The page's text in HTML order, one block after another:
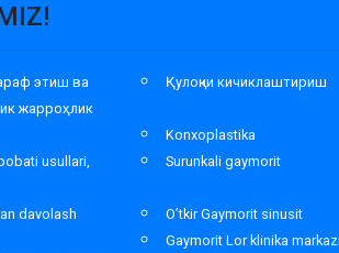
этиш ва
жарроҳлик
Қулоқни кичиклаштириш
Konxoplastika
usullari,
Surunkali gaymorit
davolash O’tkir Gaymorit sinusit
Gaymorit Lor klinika